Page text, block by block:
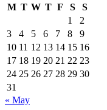
M T W T F S
S
1
2
3
4 5 6 7 8
9
10 11 12 13 14 15 16
17 18 19 20 21 22 23
24 25 26 27 28 29 30
31
« May